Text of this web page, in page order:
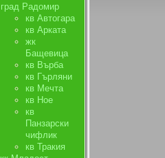
град Радомир
кв Автогара
кв Арката
жк
Бащевица
кв Върба
кв Гърляни
кв Мечта
кв Ное
кв
Панзарски
чифлик
кв Тракия